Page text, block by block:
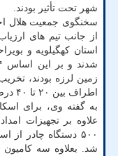
شهر تحت تأثیر بودند.
سخنگوی جمعیت هلال
زمین لرزه بودند،
اطراف بین ۲۰ تا ۴۰ درصد براورد شد.
به گفته وی، برای
علاوه بر تجهیزات
۵۰۰ دستگاه چادر
شد. بعلاوه سه کامیون